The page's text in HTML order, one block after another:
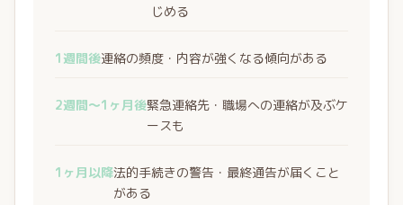
じめる
1週間後連絡の頻度・内容が強くなる傾向がある
2週間〜1ヶ月後緊急連絡先・職場への連絡が及ぶケ
ースも
1ヶ月以降法的手続きの警告・最終通告が届くこと
がある